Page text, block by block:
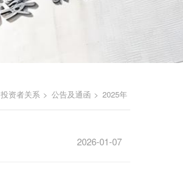
投资者关系 > 公告及通函 > 2025年
2026-01-07